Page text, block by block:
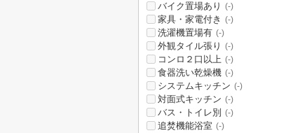
バイク置場あり (-)
家具・家電付き (-)
洗濯機置場有 (-)
外観タイル張り (-)
コンロ２口以上 (-)
食器洗い乾燥機 (-)
システムキッチン (-)
対面式キッチン (-)
バス・トイレ別 (-)
追焚機能浴室 (-)